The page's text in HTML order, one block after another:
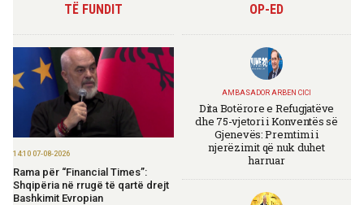
TË FUNDIT
14:10 07-08-2026
Rama për “Financial Times”:
Shqipëria në rrugë të qartë drejt
Bashkimit Evropian
OP-ED
AMBASADOR ARBEN CICI
Dita Botërore e Refugjatëve
dhe 75-vjetori i Konventës së
Gjenevës: Premtimi i
njerëzimit që nuk duhet
harruar